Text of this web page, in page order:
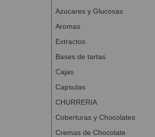
Azucares y Glucosas
Aromas
Extractos
Bases de tartas
Cajas
Capsulas
CHURRERIA
Coberturas y Chocolates
Cremas de Chocolate